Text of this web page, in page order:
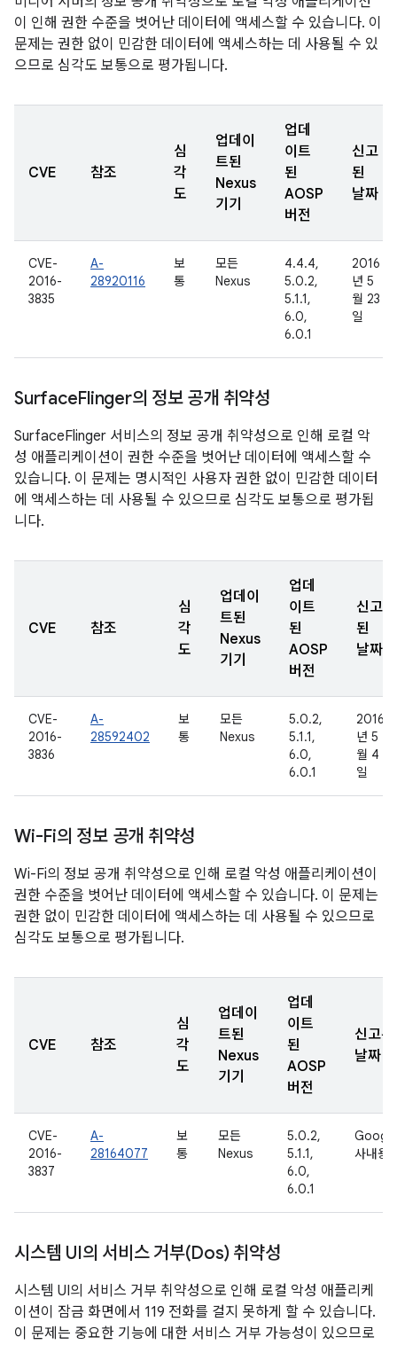
이 인해 권한 수준을 벗어난 데이터에 액세스할 수 있습니다. 이
문제는 권한 없이 민감한 데이터에 액세스하는 데 사용될 수 있
으므로 심각도 보통으로 평가됩니다.
CVE 참조
심
각
도
업데이
트된
Nexus
기기
업데
이트
된
AOSP
버전
신고
된
날짜
CVE-
2016-
3835
A-
28920116
보
통
모든
Nexus
4.4.4,
5.0.2,
5.1.1,
6.0,
6.0.1
2016
년 5
월 23
일
SurfaceFlinger의 정보 공개 취약성
SurfaceFlinger 서비스의 정보 공개 취약성으로 인해 로컬 악
성 애플리케이션이 권한 수준을 벗어난 데이터에 액세스할 수
있습니다. 이 문제는 명시적인 사용자 권한 없이 민감한 데이터
에 액세스하는 데 사용될 수 있으므로 심각도 보통으로 평가됩
니다.
CVE 참조
심
각
도
업데이
트된
Nexus
기기
업데
이트
된
AOSP
버전
신고
된
날짜
CVE-
2016-
3836
A-
28592402
보
통
모든
Nexus
5.0.2,
5.1.1,
6.0,
6.0.1
2016
년 5
월 4
일
Wi-Fi의 정보 공개 취약성
Wi-Fi의 정보 공개 취약성으로 인해 로컬 악성 애플리케이션이
권한 수준을 벗어난 데이터에 액세스할 수 있습니다. 이 문제는
권한 없이 민감한 데이터에 액세스하는 데 사용될 수 있으므로
심각도 보통으로 평가됩니다.
CVE 참조
심
각
도
업데이
트된
Nexus
기기
업데
이트
된
AOSP
버전
신고된
날짜
CVE-
2016-
3837
A-
28164077
보
통
모든
Nexus
5.0.2,
5.1.1,
6.0,
6.0.1
Google
사내용
시스템 UI의 서비스 거부(Dos) 취약성
시스템 UI의 서비스 거부 취약성으로 인해 로컬 악성 애플리케
이션이 잠금 화면에서 119 전화를 걸지 못하게 할 수 있습니다.
이 문제는 중요한 기능에 대한 서비스 거부 가능성이 있으므로